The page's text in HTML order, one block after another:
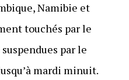
Namibie et
touchés par le
par le
mardi minuit.